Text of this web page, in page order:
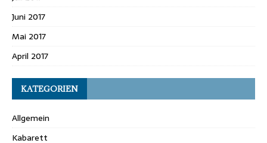
Juni 2017
Mai 2017
April 2017
KATEGORIEN
Allgemein
Kabarett